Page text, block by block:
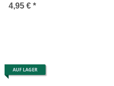
Stück
4,95 € *
AUF LAGER